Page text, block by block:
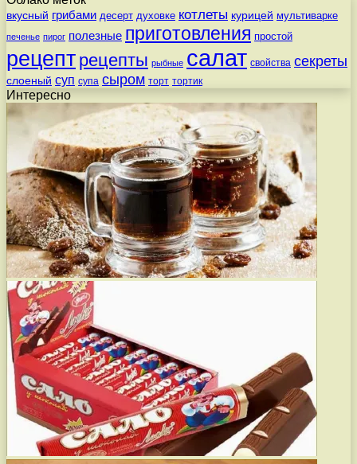
вкусный грибами десерт духовке котлеты курицей мультиварке
печенье пирог полезные приготовления простой
рецепт рецепты рыбные салат свойства секреты
слоеный суп супа сыром торт тортик
Интересно